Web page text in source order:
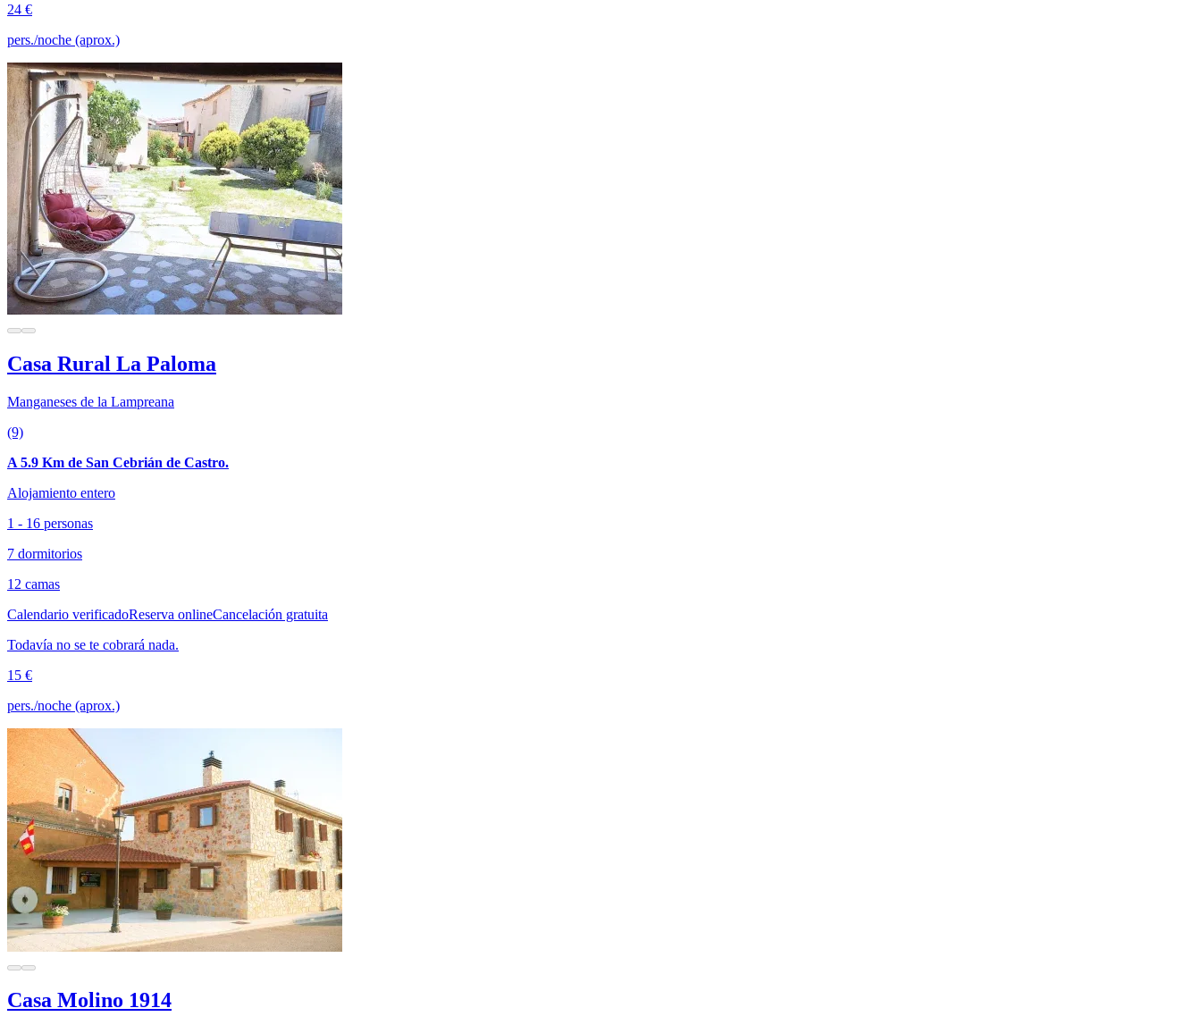
24 €
pers./noche (aprox.)
Casa Rural La Paloma
Manganeses de la Lampreana
(9)
A 5.9 Km de San Cebrián de Castro.
Alojamiento entero
1 - 16 personas
7 dormitorios
12 camas
Calendario verificadoReserva onlineCancelación gratuita
Todavía no se te cobrará nada.
15 €
pers./noche (aprox.)
Casa Molino 1914